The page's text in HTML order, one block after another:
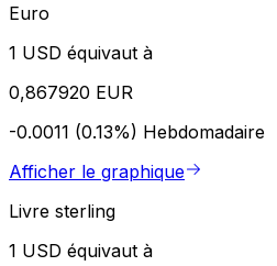
Euro
1 USD équivaut à
0,867920 EUR
-0.0011 (0.13%) Hebdomadaire
Afficher le graphique
Livre sterling
1 USD équivaut à